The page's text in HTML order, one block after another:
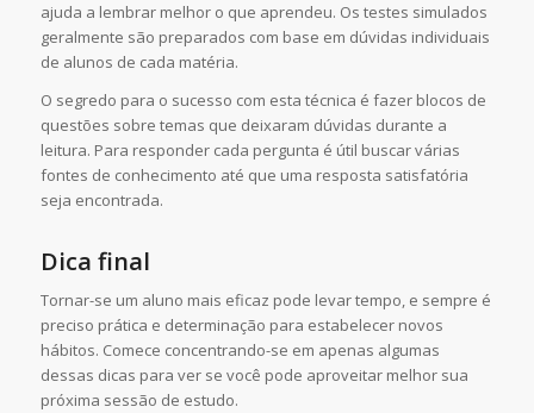
ajuda a lembrar melhor o que aprendeu. Os testes simulados
geralmente são preparados com base em dúvidas individuais
de alunos de cada matéria.
O segredo para o sucesso com esta técnica é fazer blocos de
questões sobre temas que deixaram dúvidas durante a
leitura. Para responder cada pergunta é útil buscar várias
fontes de conhecimento até que uma resposta satisfatória
seja encontrada.
Dica final
Tornar-se um aluno mais eficaz pode levar tempo, e sempre é
preciso prática e determinação para estabelecer novos
hábitos. Comece concentrando-se em apenas algumas
dessas dicas para ver se você pode aproveitar melhor sua
próxima sessão de estudo.